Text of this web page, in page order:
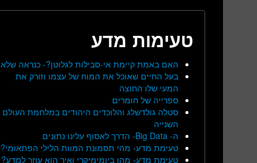
טעימות מדע
האם באמת קיימת אי-סבילות לגלוטן?- כנראה שלא
בעל החיים שאוכל את המוח של עצמו וזורק את
המעי שלו החוצה
ספרייה של חומרים
סטלה גולדשלג והלוכדים היהודים במלחמת העולם
השנייה
ה- Big Data- הדרך לאסוף עלינו נתונים
טעימת מדע- מהי תסמונת המוות הלילי הפתאומי?
טעימת מדע- מהו ביומימיקרי ואיך הוא עוזר למדע?